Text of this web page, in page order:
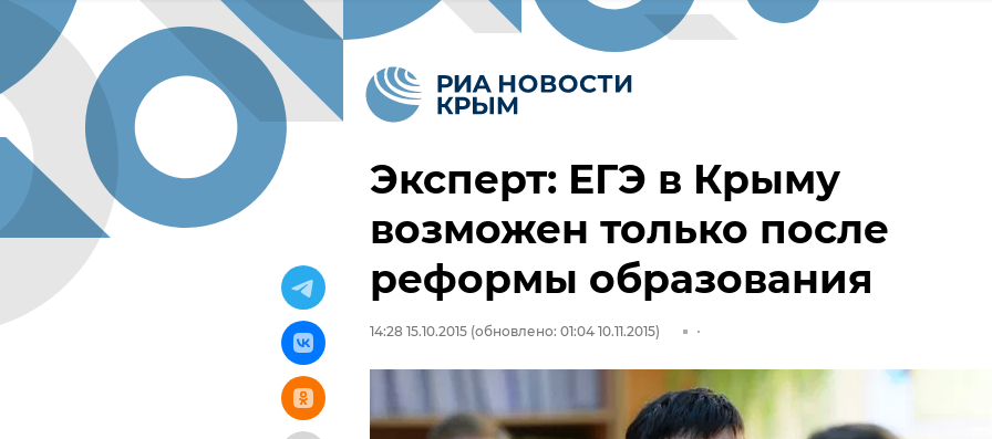
Эксперт: ЕГЭ в Крыму
возможен только после
реформы образования
14:28 15.10.2015 (обновлено: 01:04 10.11.2015)